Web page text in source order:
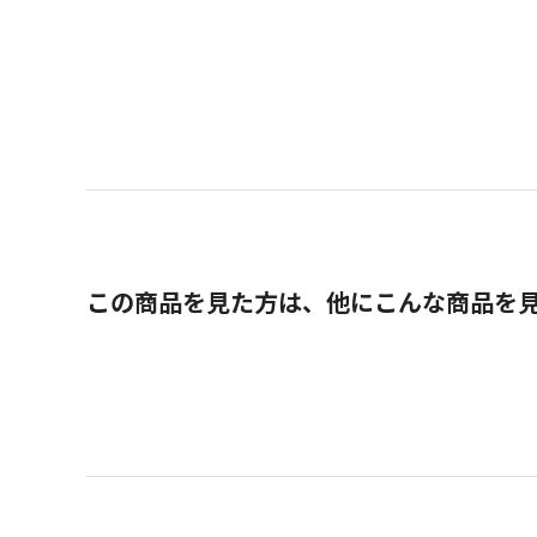
この商品を見た方は、他にこんな商品を